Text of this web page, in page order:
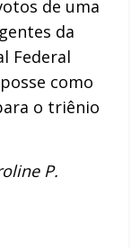
de uma
da
Federal
como
o triênio
P.